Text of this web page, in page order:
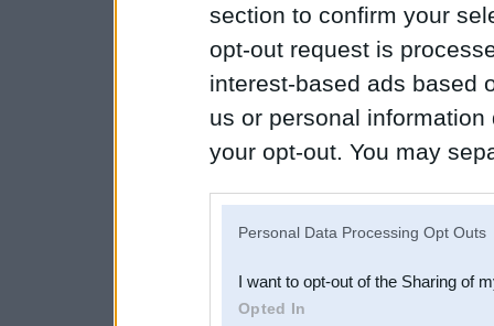
section to confirm your
opt-out request is
interest-based ads based
us or personal
your opt-out. You may
Downstream Participants
Personal Data Processing Opt Outs
I want to opt-out of the Sharing of
Opted In